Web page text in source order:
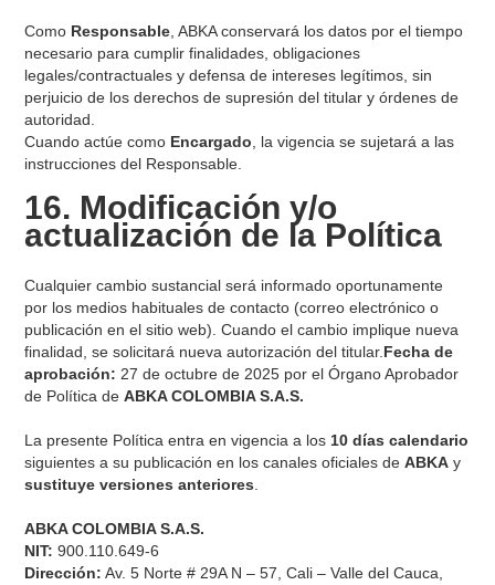
Como Responsable , ABKA conservará los datos por el tiempo
necesario para cumplir finalidades, obligaciones
legales/contractuales y defensa de intereses legítimos, sin
perjuicio de los derechos de supresión del titular y órdenes de
autoridad.
Cuando actúe como Encargado , la vigencia se sujetará a las
instrucciones del Responsable.
16. Modificación y/o
actualización de la Política
Cualquier cambio sustancial será informado oportunamente
por los medios habituales de contacto (correo electrónico o
publicación en el sitio web). Cuando el cambio implique nueva
finalidad, se solicitará nueva autorización del titular. Fecha de
aprobación: 27 de octubre de 2025 por el Órgano Aprobador
de Política deABKA COLOMBIA S.A.S.
La presente Política entra en vigencia a los 10 días calendario
siguientes a su publicación en los canales oficiales deABKA y
sustituye versiones anteriores
ABKA COLOMBIA S.A.S.
NIT: 900.110.649-6
Dirección: Av. 5 Norte # 29A N – 57, Cali – Valle del Cauca,